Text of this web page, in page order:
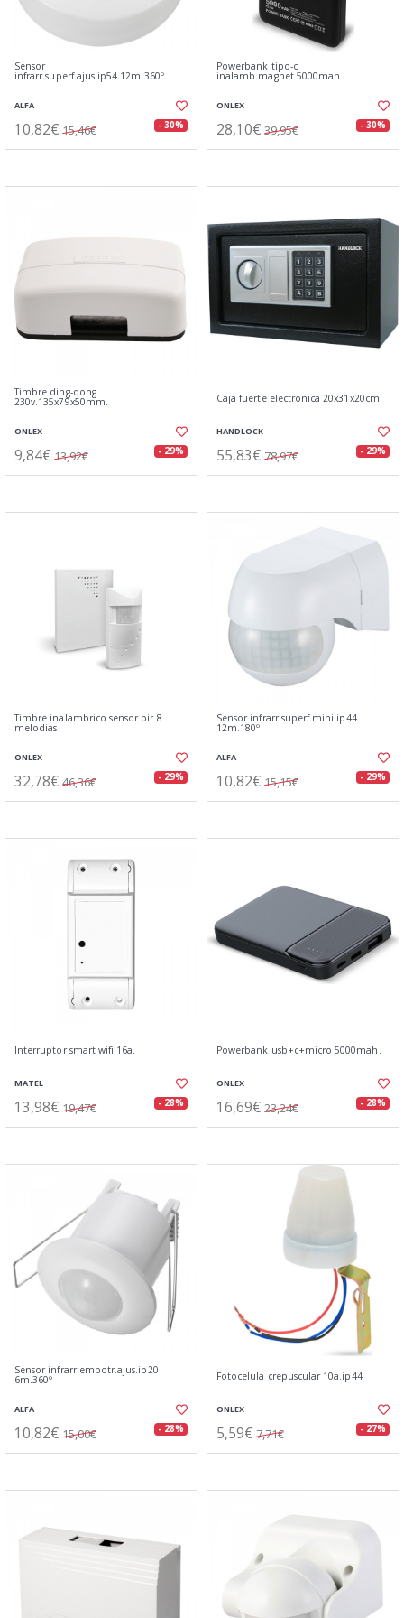
Sensor
infrarr.superf.ajus.ip54.12m.360º
ALFA
10,82€ 15,46€ - 30%
Powerbank tipo-c
inalamb.magnet.5000mah.
ONLEX
28,10€ 39,95€ - 30%
Timbre ding-dong
230v.135x79x50mm.
ONLEX
9,84€ 13,92€ - 29%
Caja fuerte electronica 20x31x20cm.
HANDLOCK
55,83€ 78,97€ - 29%
Timbre inalambrico sensor pir 8
melodias
ONLEX
32,78€ 46,36€ - 29%
Sensor infrarr.superf.mini ip44
12m.180º
ALFA
10,82€ 15,15€ - 29%
Interruptor smart wifi 16a.
MATEL
13,98€ 19,47€ - 28%
Powerbank usb+c+micro 5000mah.
ONLEX
16,69€ 23,24€ - 28%
Sensor infrarr.empotr.ajus.ip20
6m.360º
ALFA
10,82€ 15,00€ - 28%
Fotocelula crepuscular 10a.ip44
ONLEX
5,59€ 7,71€ - 27%